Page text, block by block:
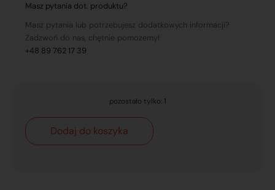
Masz pytania dot. produktu?
Masz pytania lub potrzebujesz dodatkowych informacji?
Zadzwoń do nas, chętnie pomożemy!
+48 89 762 17 39
pozostało tylko: 1
Dodaj do koszyka